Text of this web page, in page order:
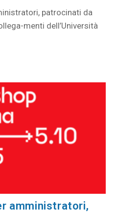
patrocinati da
menti dell’Università
amministratori,